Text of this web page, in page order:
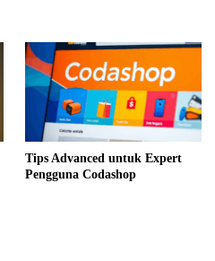
Tips Advanced untuk Expert
Pengguna Codashop